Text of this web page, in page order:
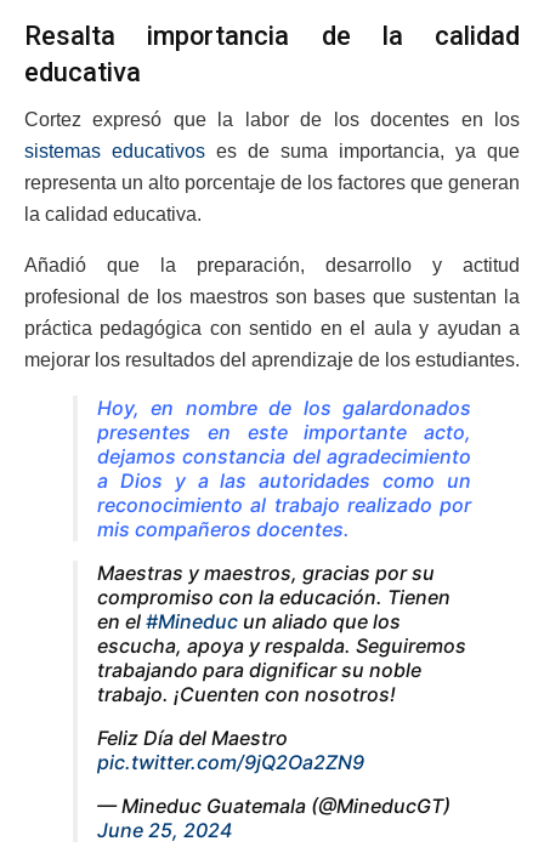
Resalta importancia de la calidad
educativa
Cortez expresó que la labor de los docentes en los
sistemas educativos es de suma importancia, ya que
representa un alto porcentaje de los factores que generan
la calidad educativa.
Añadió que la preparación, desarrollo y actitud
profesional de los maestros son bases que sustentan la
práctica pedagógica con sentido en el aula y ayudan a
mejorar los resultados del aprendizaje de los estudiantes.
Hoy, en nombre de los galardonados
presentes en este importante acto,
dejamos constancia del agradecimiento
a Dios y a las autoridades como un
reconocimiento al trabajo realizado por
mis compañeros docentes.
Maestras y maestros, gracias por su
compromiso con la educación. Tienen
en el #Mineduc un aliado que los
escucha, apoya y respalda. Seguiremos
trabajando para dignificar su noble
trabajo. ¡Cuenten con nosotros!
Feliz Día del Maestro
pic.twitter.com/9jQ2Oa2ZN9
— Mineduc Guatemala (@MineducGT)
June 25, 2024